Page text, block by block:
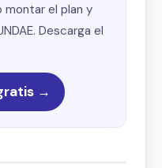
el plan y
Descarga el
→